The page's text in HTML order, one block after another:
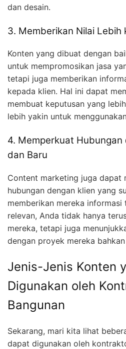
dan desain.
3. Memberikan Nilai Lebih
Konten yang dibuat dengan
untuk mempromosikan jasa
tetapi juga memberikan
kepada klien. Hal ini dapat
membuat keputusan yang
lebih yakin untuk
4. Memperkuat Hubungan
dan Baru
Content marketing juga dapat
hubungan dengan klien yang
memberikan mereka
relevan, Anda tidak hanya
mereka, tetapi juga
dengan proyek mereka
Jenis-Jenis Konten
Digunakan oleh
Bangunan
Sekarang, mari kita lihat
dapat digunakan oleh